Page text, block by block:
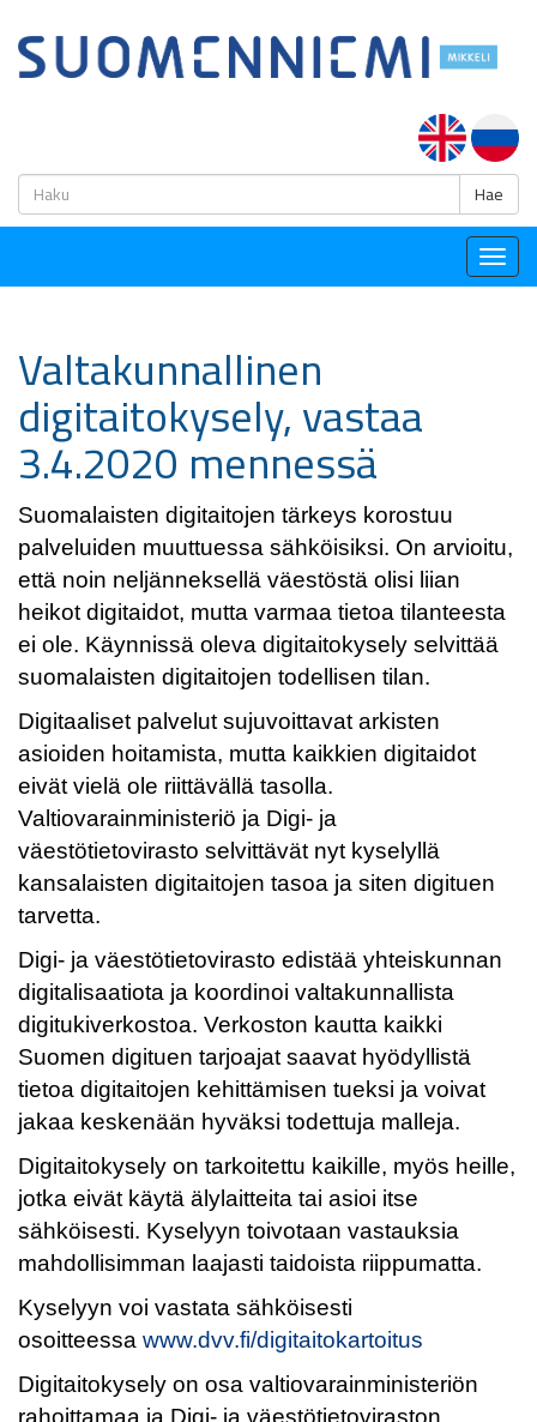
Hae
Valtakunnallinen
digitaitokysely, vastaa
3.4.2020 mennessä
Suomalaisten digitaitojen tärkeys korostuu
palveluiden muuttuessa sähköisiksi. On arvioitu,
että noin neljänneksellä väestöstä olisi liian
heikot digitaidot, mutta varmaa tietoa tilanteesta
ei ole. Käynnissä oleva digitaitokysely selvittää
suomalaisten digitaitojen todellisen tilan.
Digitaaliset palvelut sujuvoittavat arkisten
asioiden hoitamista, mutta kaikkien digitaidot
eivät vielä ole riittävällä tasolla.
Valtiovarainministeriö ja Digi- ja
väestötietovirasto selvittävät nyt kyselyllä
kansalaisten digitaitojen tasoa ja siten digituen
tarvetta.
Digi- ja väestötietovirasto edistää yhteiskunnan
digitalisaatiota ja koordinoi valtakunnallista
digitukiverkostoa. Verkoston kautta kaikki
Suomen digituen tarjoajat saavat hyödyllistä
tietoa digitaitojen kehittämisen tueksi ja voivat
jakaa keskenään hyväksi todettuja malleja.
Digitaitokysely on tarkoitettu kaikille, myös heille,
jotka eivät käytä älylaitteita tai asioi itse
sähköisesti. Kyselyyn toivotaan vastauksia
mahdollisimman laajasti taidoista riippumatta.
Kyselyyn voi vastata sähköisesti
osoitteessa www.dvv.fi/digitaitokartoitus
Digitaitokysely on osa valtiovarainministeriön